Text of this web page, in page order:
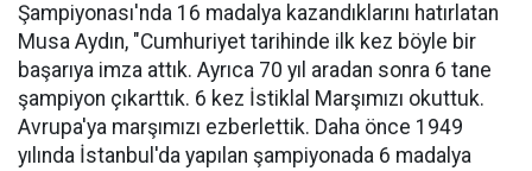
Şampiyonası'nda 16 madalya kazandıklarını hatırlatan
Musa Aydın, "Cumhuriyet tarihinde ilk kez böyle bir
başarıya imza attık. Ayrıca 70 yıl aradan sonra 6 tane
şampiyon çıkarttık. 6 kez İstiklal Marşımızı okuttuk.
Avrupa'ya marşımızı ezberlettik. Daha önce 1949
yılında İstanbul'da yapılan şampiyonada 6 madalya